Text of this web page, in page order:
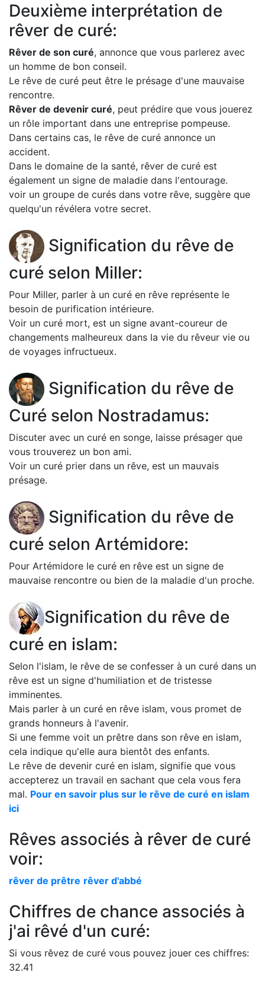
Deuxième interprétation de
rêver de curé:
Rêver de son curé, annonce que vous parlerez avec
un homme de bon conseil.
Le rêve de curé peut être le présage d'une mauvaise
rencontre.
Rêver de devenir curé, peut prédire que vous jouerez
un rôle important dans une entreprise pompeuse.
Dans certains cas, le rêve de curé annonce un
accident.
Dans le domaine de la santé, rêver de curé est
également un signe de maladie dans l'entourage.
voir un groupe de curés dans votre rêve, suggère que
quelqu'un révélera votre secret.
Signification du rêve de
curé selon Miller:
Pour Miller, parler à un curé en rêve représente le
besoin de purification intérieure.
Voir un curé mort, est un signe avant-coureur de
changements malheureux dans la vie du rêveur vie ou
de voyages infructueux.
Signification du rêve de
Curé selon Nostradamus:
Discuter avec un curé en songe, laisse présager que
vous trouverez un bon ami.
Voir un curé prier dans un rêve, est un mauvais
présage.
Signification du rêve de
curé selon Artémidore:
Pour Artémidore le curé en rêve est un signe de
mauvaise rencontre ou bien de la maladie d'un proche.
Signification du rêve de
curé en islam:
Selon l'islam, le rêve de se confesser à un curé dans un
rêve est un signe d'humiliation et de tristesse
imminentes.
Mais parler à un curé en rêve islam, vous promet de
grands honneurs à l'avenir.
Si une femme voit un prêtre dans son rêve en islam,
cela indique qu'elle aura bientôt des enfants.
Le rêve de devenir curé en islam, signifie que vous
accepterez un travail en sachant que cela vous fera
mal. Pour en savoir plus sur le rêve de curé en islam
ici
Rêves associés à rêver de curé
voir:
rêver de prêtre rêver d'abbé
Chiffres de chance associés à
j'ai rêvé d'un curé:
Si vous rêvez de curé vous pouvez jouer ces chiffres:
32.41